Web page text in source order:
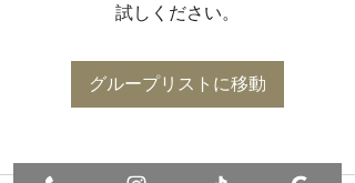
試しください。
グループリストに移動